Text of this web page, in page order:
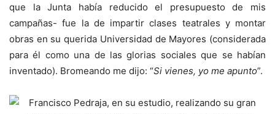
que la Junta había reducido el presupuesto de mis
campañas- fue la de impartir clases teatrales y montar
obras en su querida Universidad de Mayores (considerada
para él como una de las glorias sociales que se habían
inventado). Bromeando me dijo: “Si vienes, yo me apunto”.